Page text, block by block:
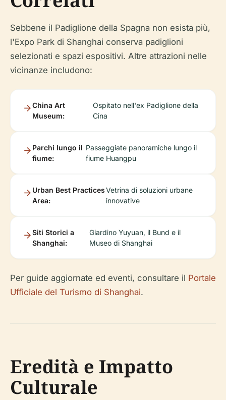
Sebbene il Padiglione della Spagna non esista più,
l'Expo Park di Shanghai conserva padiglioni
selezionati e spazi espositivi. Altre attrazioni nelle
vicinanze includono:
China Art
Museum:
Ospitato nell'ex Padiglione della
Cina
Parchi lungo il
fiume:
Passeggiate panoramiche lungo il
fiume Huangpu
Urban Best Practices
Area:
Vetrina di soluzioni urbane
innovative
Siti Storici a
Shanghai:
Giardino Yuyuan, il Bund e il
Museo di Shanghai
Per guide aggiornate ed eventi, consultare il Portale
Ufficiale del Turismo di Shanghai.
Eredità e Impatto
Culturale